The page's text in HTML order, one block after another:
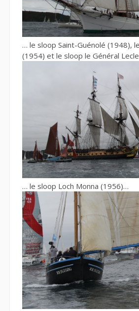
… le sloop Saint-Guénolé (1948),
(1954) et le sloop le Général
… le sloop Loch Monna (1956)…